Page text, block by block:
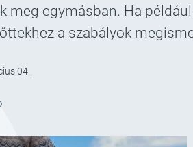
meg egymásban. Ha
a szabályok
04.